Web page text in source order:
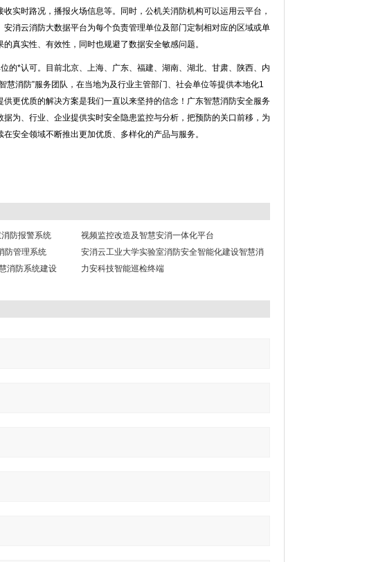
实时路况，播报火场信息等。同时，公机关消防机构可以运用云平台，
消云消防大数据平台为每个负责管理单位及部门定制相对应的区域或单
真实性、有效性，同时也规避了数据安全敏感问题。
的*认可。目前北京、上海、广东、福建、湖南、湖北、甘肃、陕西、内
消防”服务团队，在当地为及行业主管部门、社会单位等提供本地化1
更优质的解决方案是我们一直以来坚持的信念！广东智慧消防安全服务
为、行业、企业提供实时安全隐患监控与分析，把预防的关口前移，为
安全领域不断推出更加优质、多样化的产品与服务。
防报警系统
视频监控改造及智慧安消一体化平台
防管理系统
安消云工业大学实验室消防安全智能化建设智慧消
防
消防系统建设
力安科技智能巡检终端